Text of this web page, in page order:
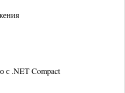
с .NET Compact